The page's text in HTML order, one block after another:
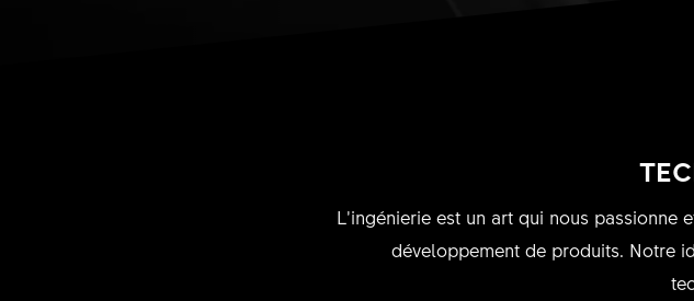
L’ingénierie est un art qui nous
développement de produits. Notre